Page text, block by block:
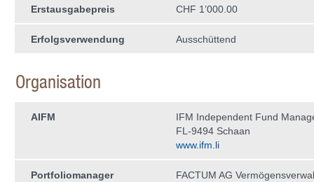
Erstausgabepreis CHF 1’000.00
Erfolgsverwendung Ausschüttend
Organisation
AIFM
IFM Independent Fund
FL-9494 Schaan
www.ifm.li
Portfoliomanager
FACTUM AG